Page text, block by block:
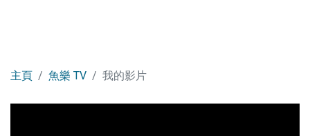
主頁 魚樂 TV 我的影片